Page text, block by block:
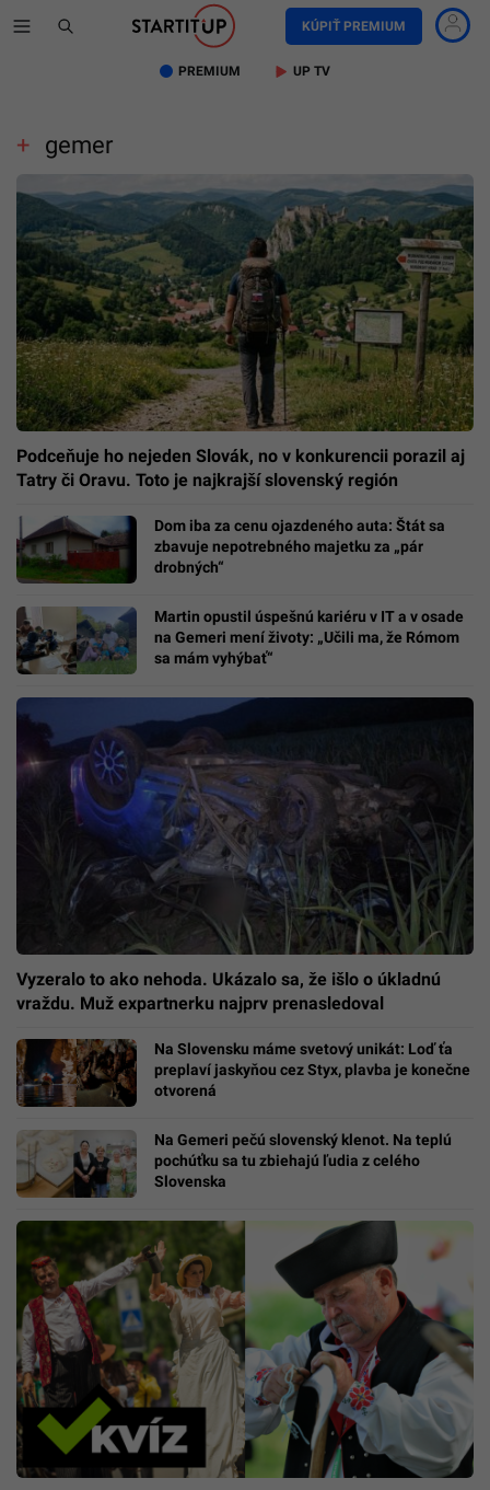
KÚPIŤ PREMIUM
PREMIUM UP TV
gemer
Podceňuje ho nejeden Slovák, no v konkurencii porazil aj
Tatry či Oravu. Toto je najkrajší slovenský región
Dom iba za cenu ojazdeného auta: Štát sa
zbavuje nepotrebného majetku za „pár
drobných“
Martin opustil úspešnú kariéru v IT a v osade
na Gemeri mení životy: „Učili ma, že Rómom
sa mám vyhýbať“
Vyzeralo to ako nehoda. Ukázalo sa, že išlo o úkladnú
vraždu. Muž expartnerku najprv prenasledoval
Na Slovensku máme svetový unikát: Loď ťa
preplaví jaskyňou cez Styx, plavba je konečne
otvorená
Na Gemeri pečú slovenský klenot. Na teplú
pochúťku sa tu zbiehajú ľudia z celého
Slovenska